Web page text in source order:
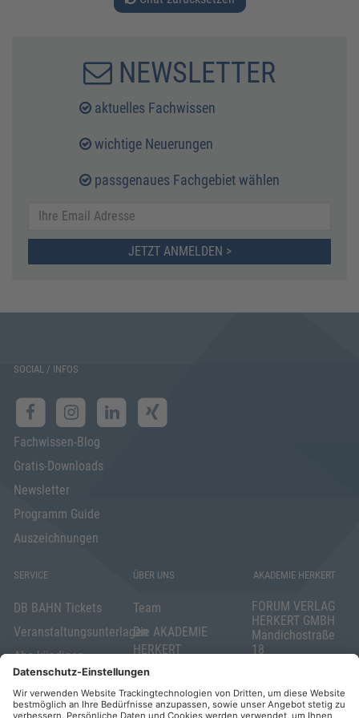
NEWSLETTER
aktuelles Fachwissen
wichtige Neuerungen
passgenaues Fachgebiet wählen
JETZT ANMELDEN >
SOCIAL / INFOS
Fachwissen-Blog
Gratis-Downloads
Newsletter
Programm Guide
Auszeichnungen
SERVICE
DB BAHN Tickets
Veranstaltungsunterlagen
Abo kündigen
Widerrufsrecht
für Verbraucher
ÜBER UNS
Team
Die AKADEMIE
HERKERT
FORUM VERLAG
HERKERT
Kontakt
AKADEMIE HERKERT
FORUM VERLAG
HERKERT GMBH
Mandichostraße
18
Telefon: +49
(0)8233 381-123
Telefax: +49